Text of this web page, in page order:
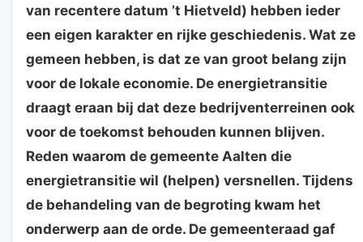
van recentere datum ’t Hietveld) hebben ieder
een eigen karakter en rijke geschiedenis. Wat ze
gemeen hebben, is dat ze van groot belang zijn
voor de lokale economie. De energietransitie
draagt eraan bij dat deze bedrijventerreinen ook
voor de toekomst behouden kunnen blijven.
Reden waarom de gemeente Aalten die
energietransitie wil (helpen) versnellen. Tijdens
de behandeling van de begroting kwam het
onderwerp aan de orde. De gemeenteraad gaf